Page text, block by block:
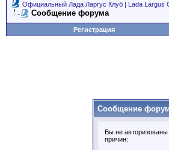
Официальный Лада Ларгус Клуб | Lada Largus
Сообщение форума
Регистрация
Сообщение
Вы не авторизованы
причин: